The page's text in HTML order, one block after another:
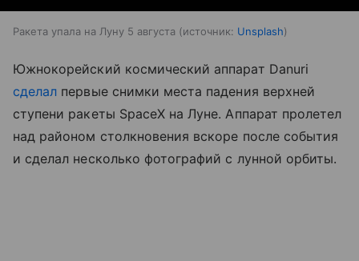
Ракета упала на Луну 5 августа источник: Unsplash
Южнокорейский космический аппарат Danuri
сделал первые снимки места падения верхней
ступени ракеты SpaceX на Луне. Аппарат пролетел
над районом столкновения вскоре после события
и сделал несколько фотографий с лунной орбиты.